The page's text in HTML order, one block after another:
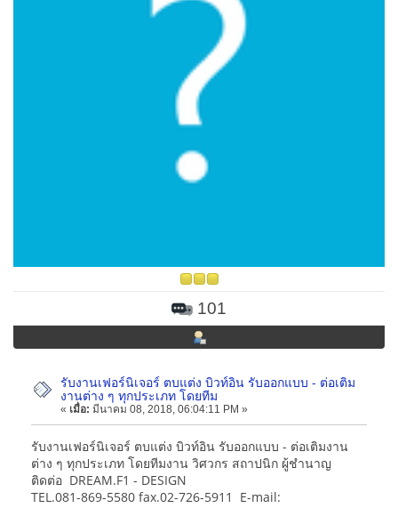
101
รับงานเฟอร์นิเจอร์ ตบแต่ง บิวท์อิน รับออกแบบ - ต่อเติม
งานต่าง ๆ ทุกประเภท โดยทีม
« เมื่อ: มีนาคม 08, 2018, 06:04:11 PM »
รับงานเฟอร์นิเจอร์ ตบแต่ง บิวท์อิน รับออกแบบ - ต่อเติมงาน
ต่าง ๆ ทุกประเภท โดยทีมงาน วิศวกร สถาปนิก ผู้ชำนาญ
ติดต่อ DREAM.F1 - DESIGN
TEL.081-869-5580 fax.02-726-5911 E-mail: